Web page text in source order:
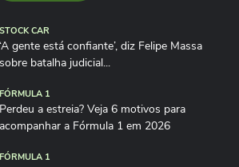
STOCK CAR
‘A gente está confiante’, diz Felipe Massa
sobre batalha judicial...
FÓRMULA 1
Perdeu a estreia? Veja 6 motivos para
acompanhar a Fórmula 1 em 2026
FÓRMULA 1